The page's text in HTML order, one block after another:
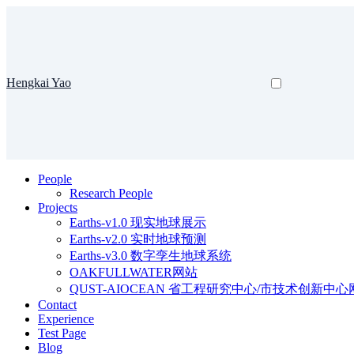
Hengkai Yao
People
Research People
Projects
Earths-v1.0 现实地球展示
Earths-v2.0 实时地球预测
Earths-v3.0 数字孪生地球系统
OAKFULLWATER网站
QUST-AIOCEAN 省工程研究中心/市技术创新中心
Contact
Experience
Test Page
Blog